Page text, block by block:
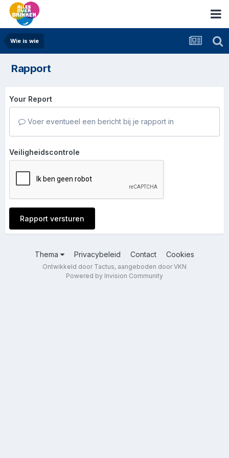
Wie is wie
Rapport
Your Report
Voer eventueel een bericht bij je rapport in
Veiligheidscontrole
Rapport versturen
Thema Privacybeleid Contact Cookies
Ontwikkeld door Tactus, aangeboden door VKN
Powered by Invision Community